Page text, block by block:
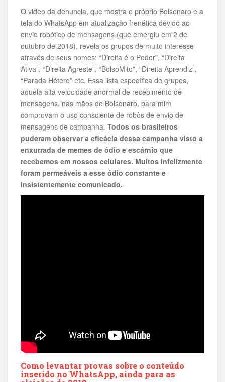
O video da denuncia, que mostra o próprio Bolsonaro e a
tela do WhatsApp em atualização frenética devido ao
envio robótico de mensagens (que emergiu em 2 de
outubro de 2018), revela os grupos de muito interesse
através de seus nomes: “Direita é o Poder”, “Direita
Ativa”, “Direita Agreste”, “BolsoMito”, “Direita Aprendiz”,
“Parada Hétero” etc. Essa lista específica de grupos,
aquela alta velocidade anormal de recebimento de
mensagens, nas mãos de Bolsonaro, para mim
comprovam o uso consciente de robôs de envio de
mensagens de campanha. Todos os brasileiros
puderam observar a eficácia dessa campanha visto a
enxurrada de memes de ódio e escárnio que
recebemos em nossos celulares. Muitos infelizmente
foram permeáveis a esse ódio constante e
insistentemente comunicado.
Como levantar provas sobre o conteúdo
inserido no WhatsApp, ainda para as